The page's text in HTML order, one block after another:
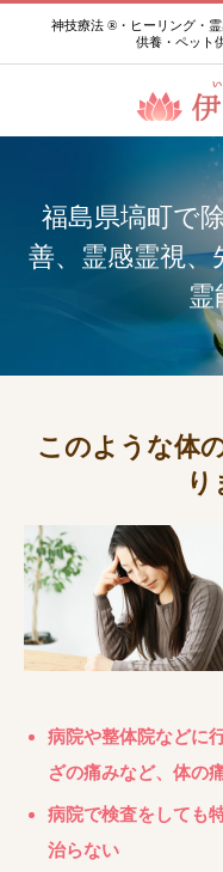
神技療法 ®・ヒーリング・
供養・ペット
福島県塙町で
善、霊感霊視、
霊
このような体
り
病院や整体院などに
ざの痛みなど、体の
病院で検査をしても
治らない